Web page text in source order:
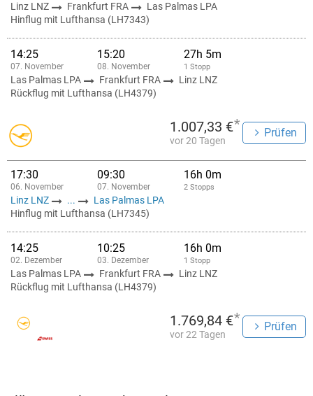
Linz LNZ Frankfurt FRA
Las Palmas LPA
Hinflug mit Lufthansa (LH7343)
14:25
07. November
15:20
08. November
27h 5m
1 Stopp
Las Palmas LPA Frankfurt FRA
Linz LNZ
Rückflug mit Lufthansa (LH4379)
1.007,33 €*
vor 20 Tagen
Prüfen
17:30
06. November
09:30
07. November
16h 0m
2 Stopps
Linz LNZ ...
Las Palmas LPA
Hinflug mit Lufthansa (LH7345)
14:25
02. Dezember
10:25
03. Dezember
16h 0m
1 Stopp
Las Palmas LPA Frankfurt FRA
Linz LNZ
Rückflug mit Lufthansa (LH4379)
1.769,84 €*
vor 22 Tagen
Prüfen